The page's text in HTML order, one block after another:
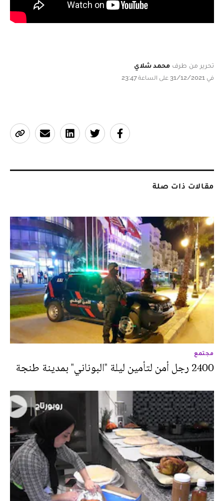
تحرير من طرف محمد شلاي
في 31/12/2021 على الساعة 23:47
مقالات ذات صلة
مجتمع
2400 رجل أمن لتأمين ليلة "البوناني" بمدينة طنجة